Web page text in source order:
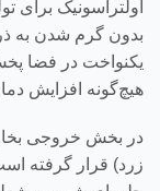
اولتراسونیک برای
بدون گرم شدن به
یکنواخت در فضا
هیچ‌گونه افزایش
زرد) قرار گرفته